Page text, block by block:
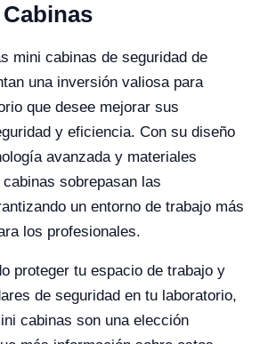
mini cabinas de seguridad de
una inversión valiosa para
que desee mejorar sus
y eficiencia. Con su diseño
avanzada y materiales
sobrepasan las
un entorno de trabajo más
los profesionales.
proteger tu espacio de trabajo y
de seguridad en tu laboratorio,
cabinas son una elección